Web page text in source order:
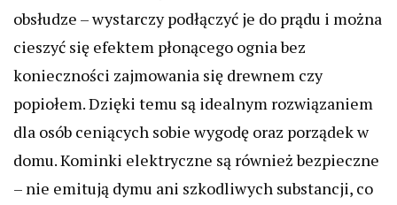
obsłudze – wystarczy podłączyć je do prądu i można
cieszyć się efektem płonącego ognia bez
konieczności zajmowania się drewnem czy
popiołem. Dzięki temu są idealnym rozwiązaniem
dla osób ceniących sobie wygodę oraz porządek w
domu. Kominki elektryczne są również bezpieczne
– nie emitują dymu ani szkodliwych substancji, co